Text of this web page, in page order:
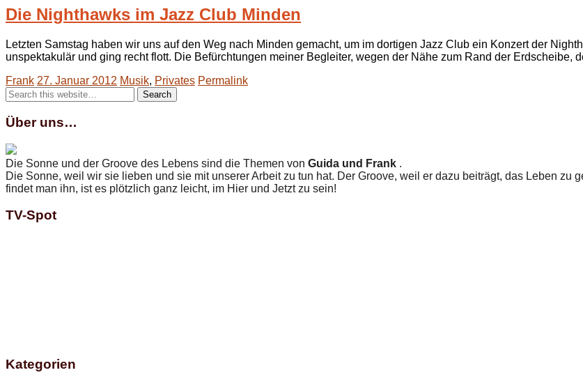
Die Nighthawks im Jazz Club Minden
Letzten Samstag haben wir uns auf den Weg nach Minden gemacht, um im dortigen Jazz Club ein Konzert der
unspektakulär und ging recht flott. Die Befürchtungen meiner Begleiter, wegen der Nähe zum Rand der Erdscheibe,
Frank 27. Januar 2012 Musik, Privates Permalink
Über uns…
Die Sonne und der Groove des Lebens sind die Themen von Guida und Frank .
Die Sonne, weil wir sie lieben und sie mit unserer Arbeit zu tun hat. Der Groove, weil er dazu beiträgt, das Leben zu
findet man ihn, ist es plötzlich ganz leicht, im Hier und Jetzt zu sein!
TV-Spot
Kategorien